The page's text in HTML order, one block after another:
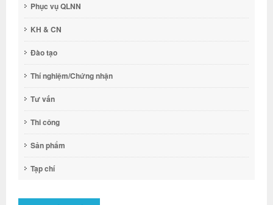
Phục vụ QLNN
KH & CN
Đào tạo
Thí nghiệm/Chứng nhận
Tư vấn
Thi công
Sản phẩm
Tạp chí